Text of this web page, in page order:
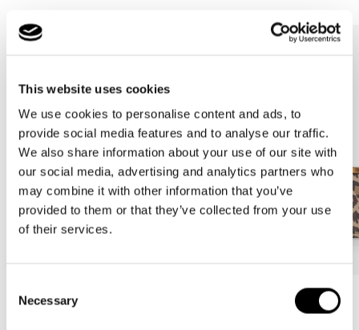
This website uses cookies
We use cookies to personalise content and ads, to
provide social media features and to analyse our traffic.
We also share information about your use of our site with
our social media, advertising and analytics partners who
may combine it with other information that you’ve
provided to them or that they’ve collected from your use
of their services.
Selection
Necessary
Bestseller Bestseller